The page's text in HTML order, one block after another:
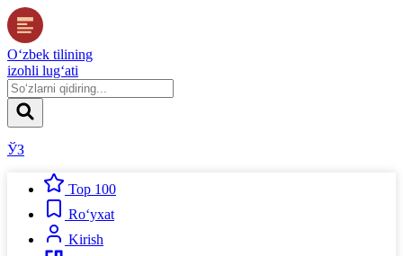
O‘zbek tilining
izohli lug‘ati
ЎЗ
Top 100
Ro‘yxat
Kirish